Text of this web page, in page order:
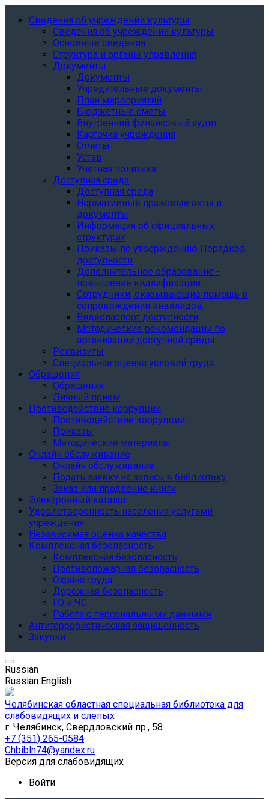
Сведения об учреждении культуры
Сведения об учреждении культуры
Основные сведения
Структура и органы управления
Документы
Документы
Учредительные документы
План мероприятий
Бюджетные сметы
Внутренний финансовый аудит
Карточка учреждения
Отчёты
Устав
Учетная политика
Доступная среда
Доступная среда
Нормативные правовые акты и
документы
Информация об официальных
структурах
Приказы по утверждению Порядков
доступности
Дополнительное образование -
повышение квалификации
Сотрудники, оказывающие помощь в
сопровождении инвалидов
Видеопаспорт доступности
Методические рекомендации по
организации доступной среды
Реквизиты
Специальная оценка условий труда
Обращения
Обращения
Личный прием
Противодействие коррупции
Противодействие коррупции
Приказы
Методические материалы
Онлайн обслуживание
Онлайн обслуживание
Подать заявку на запись в библиотеку
Заказ или продление книги
Электронный каталог
Удовлетворенность населения услугами
учреждения
Независимая оценка качества
Комплексная безопасность
Комплексная безопасность
Противопожарная безопасность
Охрана труда
Дорожная безопасность
ГО и ЧС
Работа с персональными данными
Антитеррористическая защищенность
Закупки
Russian
Russian English
Челябинская областная специальная библиотека для
слабовидящих и слепых
г. Челябинск, Свердловский пр., 58
+7 (351) 265-0584
Chbibln74@yandex.ru
Версия для слабовидящих
Войти